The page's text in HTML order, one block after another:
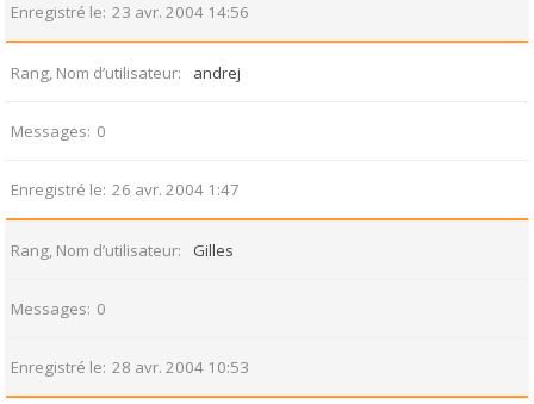
Enregistré le 23 avr. 2004 14:56
Rang, Nom d’utilisateur andrej
Messages 0
Enregistré le 26 avr. 2004 1:47
Rang, Nom d’utilisateur Gilles
Messages 0
Enregistré le 28 avr. 2004 10:53